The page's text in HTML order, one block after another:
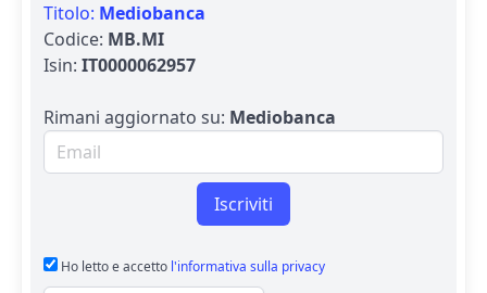
Titolo: Mediobanca
Codice: MB.MI
Isin: IT0000062957
Rimani aggiornato su: Mediobanca
Email per newsletter
Iscriviti
Ho letto e accetto l'informativa sulla privacy